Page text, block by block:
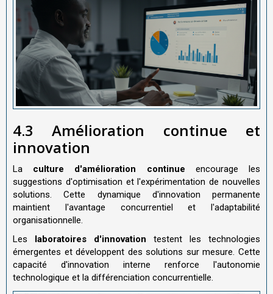
4.3 Amélioration continue et
innovation
La culture d'amélioration continue encourage les
suggestions d'optimisation et l'expérimentation de nouvelles
solutions. Cette dynamique d'innovation permanente
maintient l'avantage concurrentiel et l'adaptabilité
organisationnelle.
Les laboratoires d'innovation testent les technologies
émergentes et développent des solutions sur mesure. Cette
capacité d'innovation interne renforce l'autonomie
technologique et la différenciation concurrentielle.